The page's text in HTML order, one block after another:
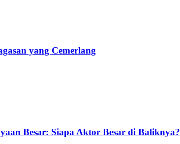
yang Cemerlang
Besar: Siapa Aktor Besar di Baliknya?